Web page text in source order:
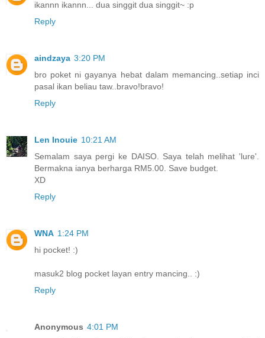
ikannn ikannn... dua singgit dua singgit~ :p
Reply
aindzaya 3:20 PM
bro poket ni gayanya hebat dalam memancing..setiap inci
pasal ikan beliau taw..bravo!bravo!
Reply
Len Inouie 10:21 AM
Semalam saya pergi ke DAISO. Saya telah melihat 'lure'.
Bermakna ianya berharga RM5.00. Save budget.
XD
Reply
WNA 1:24 PM
hi pocket! :)
masuk2 blog pocket layan entry mancing.. :)
Reply
Anonymous 4:01 PM